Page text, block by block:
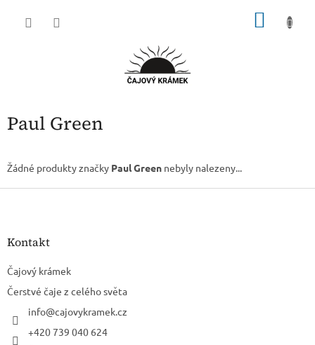
Paul Green
Žádné produkty značky Paul Green nebyly nalezeny...
Z
Kontakt
Čajový krámek
Čerstvé čaje z celého světa
info@cajovykramek.cz
+420 739 040 624